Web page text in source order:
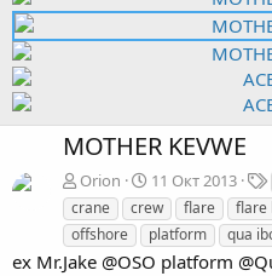
MOTHER KEVWE
Orion 11 Окт 2013
Т
crane
crew flare flare
offshore
platform qua
ex Mr.Jake @OSO platform